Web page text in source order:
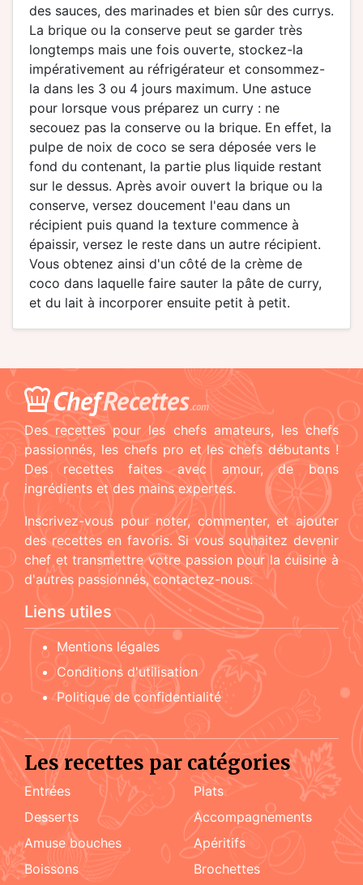
des sauces, des marinades et bien sûr des currys.
La brique ou la conserve peut se garder très
longtemps mais une fois ouverte, stockez-la
impérativement au réfrigérateur et consommez-
la dans les 3 ou 4 jours maximum. Une astuce
pour lorsque vous préparez un curry : ne
secouez pas la conserve ou la brique. En effet, la
pulpe de noix de coco se sera déposée vers le
fond du contenant, la partie plus liquide restant
sur le dessus. Après avoir ouvert la brique ou la
conserve, versez doucement l'eau dans un
récipient puis quand la texture commence à
épaissir, versez le reste dans un autre récipient.
Vous obtenez ainsi d'un côté de la crème de
coco dans laquelle faire sauter la pâte de curry,
et du lait à incorporer ensuite petit à petit.
ChefRecettes.com
Des recettes pour les chefs amateurs, les chefs
passionnés, les chefs pro et les chefs débutants !
Des recettes faites avec amour, de bons
ingrédients et des mains expertes.
Inscrivez-vous pour noter, commenter, et ajouter
des recettes en favoris. Si vous souhaitez devenir
chef et transmettre votre passion pour la cuisine à
d'autres passionnés, contactez-nous.
Liens utiles
Mentions légales
Conditions d'utilisation
Politique de confidentialité
Les recettes par catégories
Entrées
Plats
Desserts
accompagnements
amuse bouches
apéritifs
boissons
brochettes